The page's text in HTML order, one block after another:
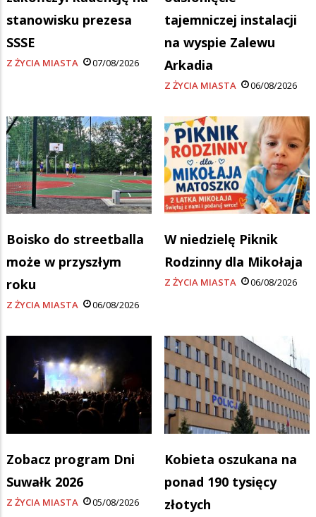
stanowisku prezesa
SSSE
Z ŻYCIA MIASTA 07/08/2026
tajemniczej instalacji
na wyspie Zalewu
Arkadia
Z ŻYCIA MIASTA 06/08/2026
Boisko do streetballa
może w przyszłym
roku
Z ŻYCIA MIASTA 06/08/2026
W niedzielę Piknik
Rodzinny dla Mikołaja
Z ŻYCIA MIASTA 06/08/2026
Zobacz program Dni
Suwałk 2026
Z ŻYCIA MIASTA 05/08/2026
Kobieta oszukana na
ponad 190 tysięcy
złotych